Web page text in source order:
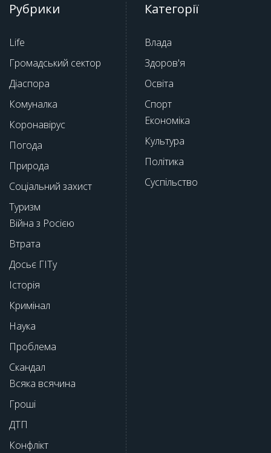
Рубрики
Life
Громадський сектор
Діаспора
Комуналка
Коронавірус
Погода
Природа
Соціальний захист
Туризм
Війна з Росією
Втрата
Досьє ГІТу
Історія
Кримінал
Наука
Проблема
Скандал
Всяка всячина
Гроші
ДТП
Конфлікт
Категорії
Влада
Здоров'я
Освіта
Спорт
Економіка
Культура
Політика
Суспільство